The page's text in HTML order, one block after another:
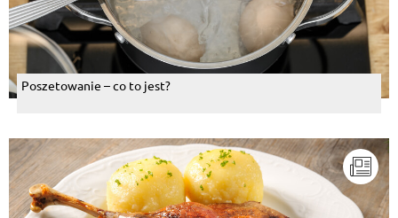
Poszetowanie – co to jest?